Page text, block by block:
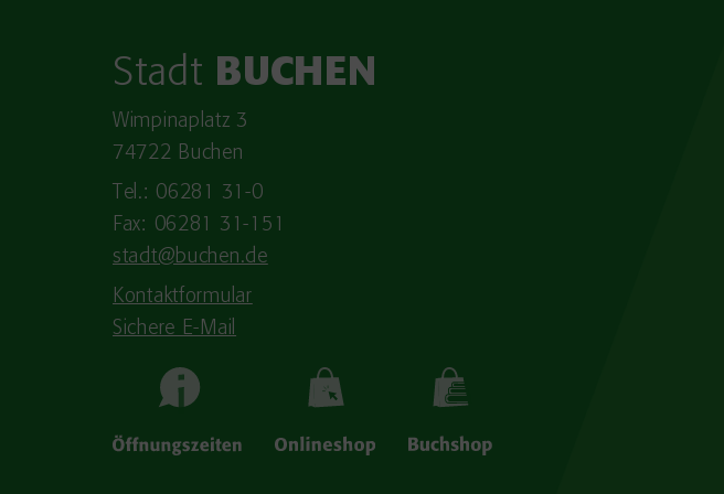
Stadt BUCHEN
Wimpinaplatz 3
74722 Buchen
Tel.: 06281 31-0
Fax: 06281 31-151
stadt@buchen.de
Kontaktformular
Sichere E-Mail